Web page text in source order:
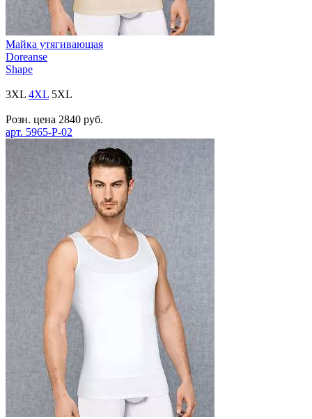
Майка утягивающая
Doreanse
Shape
3XL 4XL 5XL
Розн. цена 2840 руб.
арт. 5965-P-02